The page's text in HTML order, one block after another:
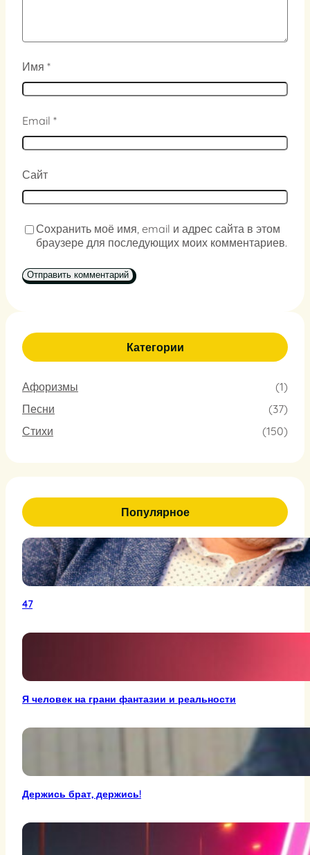
Имя *
Email *
Сайт
Сохранить моё имя, email и адрес сайта в этом
браузере для последующих моих комментариев.
Категории
Афоризмы
(1)
Песни
(37)
Стихи
(150)
Популярное
47
Я человек на грани фантазии и реальности
Держись брат, держись!